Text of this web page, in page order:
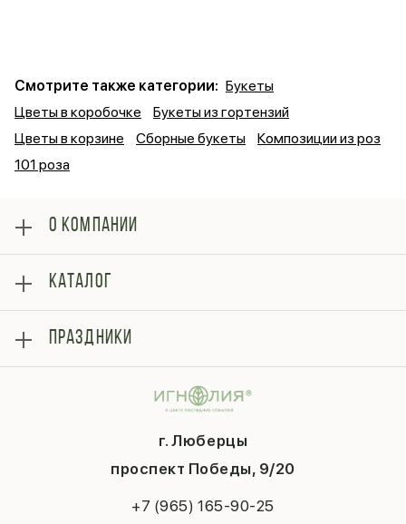
Смотрите также категории: Букеты
Цветы в коробочке
Букеты из гортензий
Цветы в корзине
Сборные букеты
Композиции из роз
101 роза
г. Люберцы
проспект Победы, 9/20
+7 (965) 165-90-25
О КОМПАНИИ
Оплата
Отзывы
Блог
Гарантии
Контакты
Публичная оферта
КАТАЛОГ
Букеты
Композиции
ПРАЗДНИКИ
Последний звонок